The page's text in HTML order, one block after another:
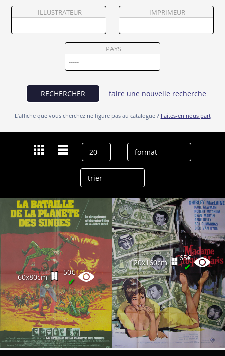
Vendre
ILLUSTRATEUR IMPRIMEUR
PAYS
RECHERCHER faire une nouvelle recherche
L’affiche que vous cherchez ne figure pas au catalogue ? Faites-en nous part
60x80cm
50€
✔
120x160cm
65€
✔